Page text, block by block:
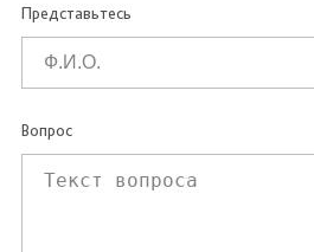
Представьтесь
Вопрос